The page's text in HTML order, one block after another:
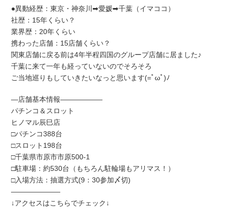
●異動経歴：東京・神奈川➡愛媛➡千葉（イマココ）
社歴：15年くらい？
業界歴：20年くらい
携わった店舗：15店舗くらい？
関東店舗に戻る前は4年半程四国のグループ店舗に居ました♪
千葉に来て一年も経っていないのでそろそろ
ご当地巡りもしていきたいなっと思います(=ﾟωﾟ)ﾉ
―店舗基本情報――――――
パチンコ＆スロット
ヒノマル辰巳店
□パチンコ388台
□スロット198台
□千葉県市原市市原500-1
□駐車場：約530台（もちろん駐輪場もアリマス！）
□入場方法：抽選方式(9：30参加〆切)
―――――――
↓アクセスはこちらでチェック↓